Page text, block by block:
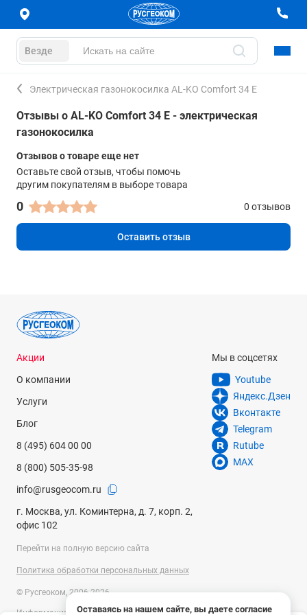
Везде
Электрическая газонокосилка AL-KO Comfort 34 Е
Отзывы о AL-KO Comfort 34 Е - электрическая
газонокосилка
Отзывов о товаре еще нет
Оставьте свой отзыв, чтобы помочь
другим покупателям в выборе товара
0 0 отзывов
Оставить отзыв
Оставаясь на нашем сайте, вы даете согласие
Акции
О компании
Услуги
Блог
8 (495) 604 00 00
8 (800) 505-35-98
info@rusgeocom.ru
г. Москва, ул. Коминтерна, д. 7, корп. 2,
офис 102
Мы в соцсетях
Youtube
Яндекс.Дзен
Вконтакте
Telegram
Rutube
MAX
Перейти на полную версию сайта
Политика обработки персональных данных
© Русгеоком, 2006-2026
Информация на сайте носит справочный характер и не является